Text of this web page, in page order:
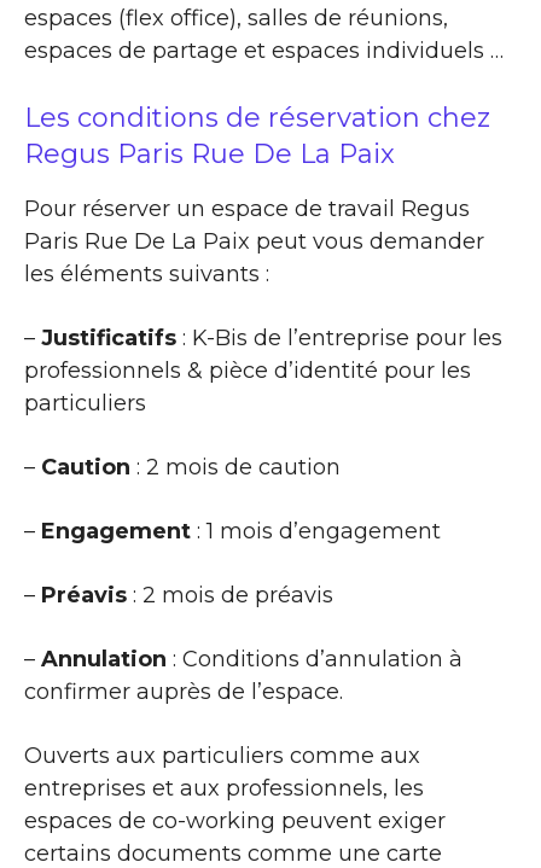
espaces (flex office), salles de réunions,
espaces de partage et espaces individuels …
Les conditions de réservation chez
Regus Paris Rue De La Paix
Pour réserver un espace de travail Regus
Paris Rue De La Paix peut vous demander
les éléments suivants :
– Justificatifs : K-Bis de l’entreprise pour les
professionnels & pièce d’identité pour les
particuliers
– Caution : 2 mois de caution
– Engagement : 1 mois d’engagement
– Préavis : 2 mois de préavis
– Annulation : Conditions d’annulation à
confirmer auprès de l’espace.
Ouverts aux particuliers comme aux
entreprises et aux professionnels, les
espaces de co-working peuvent exiger
certains documents comme une carte